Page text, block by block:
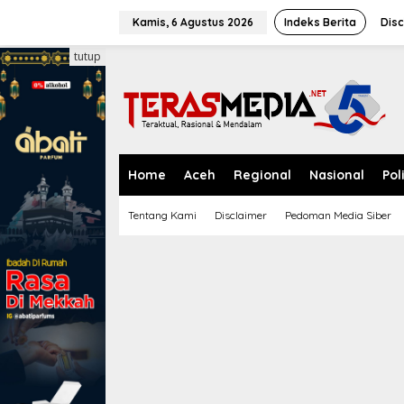
a
t
i
k
e
Kamis, 6 Agustus 2026 Indeks Berita
Home Aceh Regional Nasional
Tentang Kami Disclaimer Pedoman Media Siber
tutup